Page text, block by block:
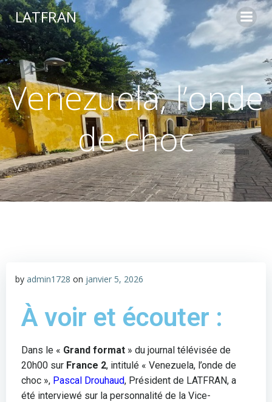
LATFRAN
Venezuela, l’onde
de choc
by admin1728 on janvier 5, 2026
À voir et écouter :
Dans le « Grand format » du journal télévisée de
20h00 sur France 2, intitulé « Venezuela, l’onde de
choc », Pascal Drouhaud, Président de LATFRAN, a
été interviewé sur la personnalité de la Vice-